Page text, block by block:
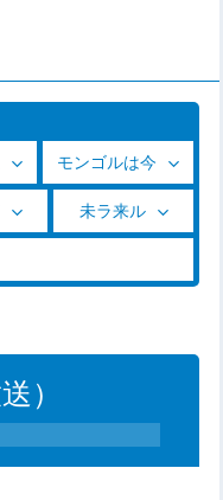
モンゴルは今
未ラ来ル
）